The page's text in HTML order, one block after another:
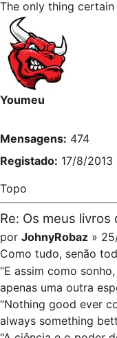
The only thing
Youmeu
Mensagens: 474
Registado: 17/8/2013
Topo
Re: Os meus livros
por JohnyRobaz »
Como tudo, senão
“E assim como
apenas uma outra
“Nothing good ever
always something